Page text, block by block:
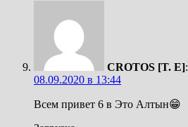
CROTOS [T. E]:
08.09.2020 в 13:44
Всем привет 6 в Это Алтын😁